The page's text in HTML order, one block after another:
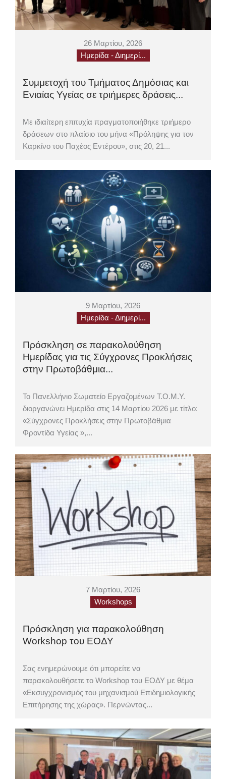
26 Μαρτίου, 2026
Ημερίδα - Διημερί...
Συμμετοχή του Τμήματος Δημόσιας και
Ενιαίας Υγείας σε τριήμερες δράσεις...
Με ιδιαίτερη επιτυχία πραγματοποιήθηκε τριήμερο
δράσεων στο πλαίσιο του μήνα «Πρόληψης για τον
Καρκίνο του Παχέος Εντέρου», στις 20, 21...
9 Μαρτίου, 2026
Ημερίδα - Διημερί...
Πρόσκληση σε παρακολούθηση
Ημερίδας για τις Σύγχρονες Προκλήσεις
στην Πρωτοβάθμια...
Το Πανελλήνιο Σωματείο Εργαζομένων Τ.Ο.Μ.Υ.
διοργανώνει Ημερίδα στις 14 Μαρτίου 2026 με τίτλο:
«Σύγχρονες Προκλήσεις στην Πρωτοβάθμια
Φροντίδα Υγείας »,...
7 Μαρτίου, 2026
Workshops
Πρόσκληση για παρακολούθηση
Workshop του ΕΟΔΥ
Σας ενημερώνουμε ότι μπορείτε να
παρακολουθήσετε το Workshop του ΕΟΔΥ με θέμα
«Εκσυγχρονισμός του μηχανισμού Επιδημιολογικής
Επιτήρησης της χώρας». Περνώντας...